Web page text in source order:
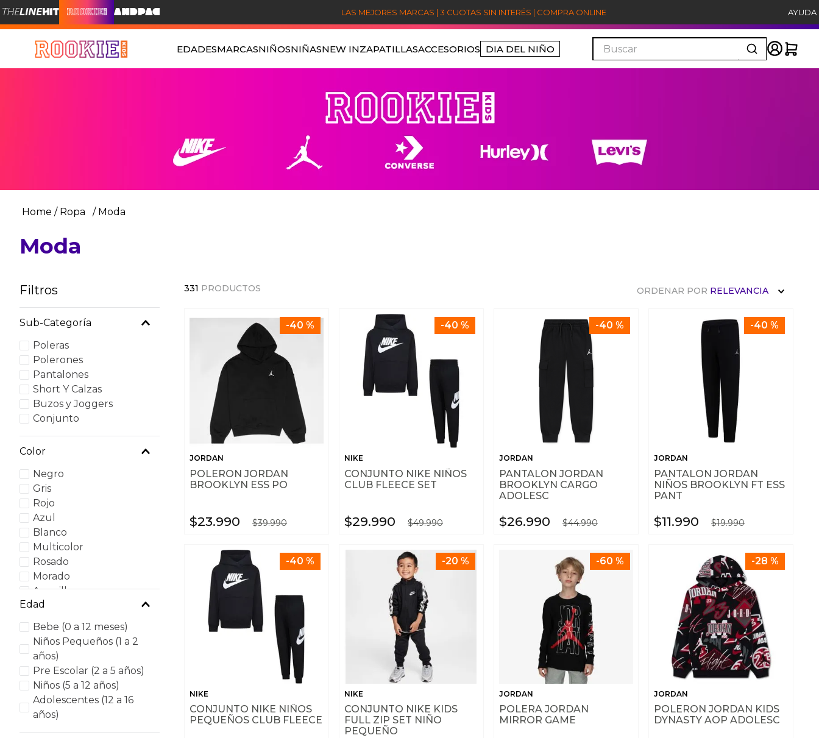
LAS MEJORES MARCAS | 3 CUOTAS SIN INTERÉS | COMPRA ONLINE AYUDA
EDADESMARCASNIÑOSNIÑASNEW INZAPATILLASACCESORIOS DIA DEL NIÑO
Buscar
Ropa Moda
Moda
Filtros
Sub-Categoría
Poleras
Polerones
Pantalones
Short Y Calzas
Buzos y Joggers
Conjunto
Color
Negro
Gris
Rojo
Azul
Blanco
Multicolor
Rosado
Morado
Amarillo
Verde
Naranjo
Cafe
Celeste
Edad
Bebe (0 a 12 meses)
Niños Pequeños (1 a 2
años)
Pre Escolar (2 a 5 años)
Niños (5 a 12 años)
Adolescentes (12 a 16
años)
331 PRODUCTOS ORDENAR POR RELEVANCIA
-40 %
JORDAN
POLERON JORDAN
BROOKLYN ESS PO
$23.990 $39.990
-40 %
NIKE
CONJUNTO NIKE NIÑOS
CLUB FLEECE SET
$29.990 $49.990
-40 %
JORDAN
PANTALON JORDAN
BROOKLYN CARGO
ADOLESC
$26.990 $44.990
-40 %
JORDAN
PANTALON JORDAN
NIÑOS BROOKLYN FT ESS
PANT
$11.990 $19.990
-40 %
NIKE
CONJUNTO NIKE NIÑOS
PEQUEÑOS CLUB FLEECE
-20 %
NIKE
CONJUNTO NIKE KIDS
FULL ZIP SET NIÑO
PEQUEÑO
-60 %
JORDAN
POLERA JORDAN
MIRROR GAME
-28 %
JORDAN
POLERON JORDAN KIDS
DYNASTY AOP ADOLESC
1.
niños
sets
jordan
poleron jordan